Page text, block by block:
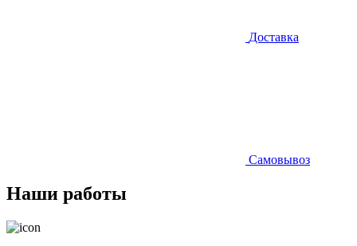
Доставка
Самовывоз
Наши работы